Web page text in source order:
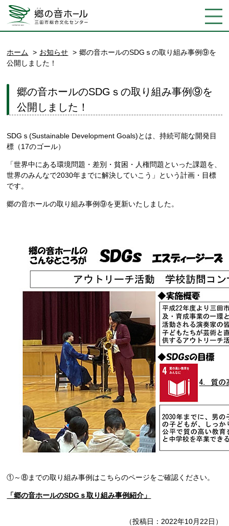
ホーム お知らせ
郷の音ホールのSDGｓの取り組み事例⑨を
公開しました！
郷の音ホールのSDGｓの取り組み事例⑨を
公開しました！
SDGｓ(Sustainable Development Goals)とは、持続可能な開発目
標（17のゴール）
「世界中にある環境問題・差別・貧困・人権問題といった課題を、
世界のみんなで2030年までに解決していこう」という計画・目標
です。
郷の音ホールの取り組み事例⑨を更新いたしました。
①～⑧までの取り組み事例はこちらのページをご確認ください。
「郷の音ホールのSDGｓ取り組み事例紹介」
（投稿日：2022年10月22日）